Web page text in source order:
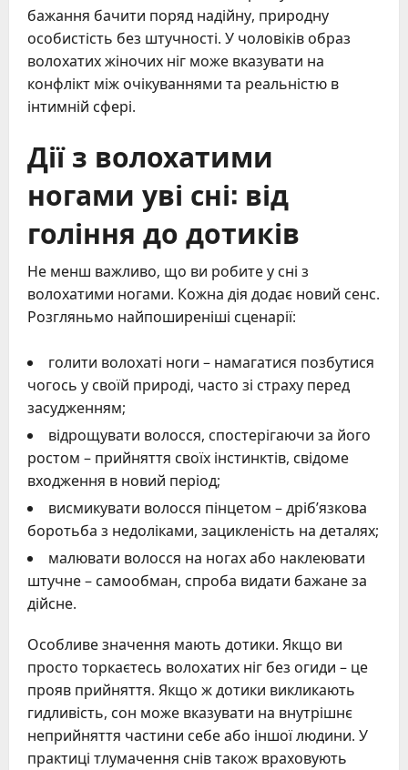
бажання бачити поряд надійну, природну
особистість без штучності. У чоловіків образ
волохатих жіночих ніг може вказувати на
конфлікт між очікуваннями та реальністю в
інтимній сфері.
Дії з волохатими
ногами уві сні: від
гоління до дотиків
Не менш важливо, що ви робите у сні з
волохатими ногами. Кожна дія додає новий сенс.
Розгляньмо найпоширеніші сценарії:
голити волохаті ноги – намагатися позбутися
чогось у своїй природі, часто зі страху перед
засудженням;
відрощувати волосся, спостерігаючи за його
ростом – прийняття своїх інстинктів, свідоме
входження в новий період;
висмикувати волосся пінцетом – дріб’язкова
боротьба з недоліками, зацикленість на деталях;
малювати волосся на ногах або наклеювати
штучне – самообман, спроба видати бажане за
дійсне.
Особливе значення мають дотики. Якщо ви
просто торкаєтесь волохатих ніг без огиди – це
прояв прийняття. Якщо ж дотики викликають
гидливість, сон може вказувати на внутрішнє
неприйняття частини себе або іншої людини. У
практиці тлумачення снів також враховують